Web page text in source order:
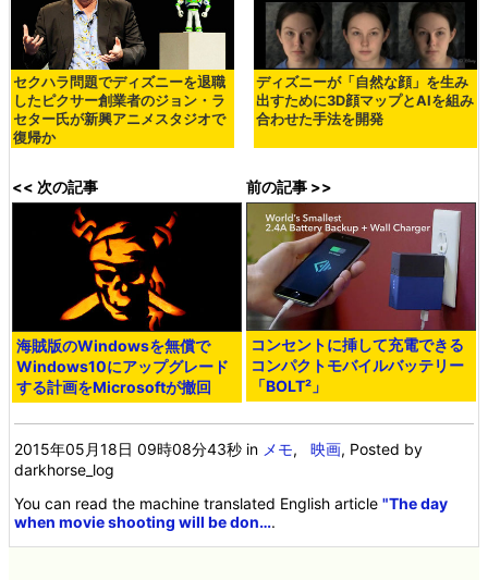
セクハラ問題でディズニーを退職
したピクサー創業者のジョン・ラ
セター氏が新興アニメスタジオで
復帰か
ディズニーが「自然な顔」を生み
出すために3D顔マップとAIを組み
合わせた手法を開発
<< 次の記事
海賊版のWindowsを無償で
Windows10にアップグレード
する計画をMicrosoftが撤回
前の記事 >>
コンセントに挿して充電できる
コンパクトモバイルバッテリー
「BOLT²」
2015年05月18日 09時08分43秒 in メモ,映画, Posted by
darkhorse_log
You can read the machine translated English article"The day
when movie shooting will be don….